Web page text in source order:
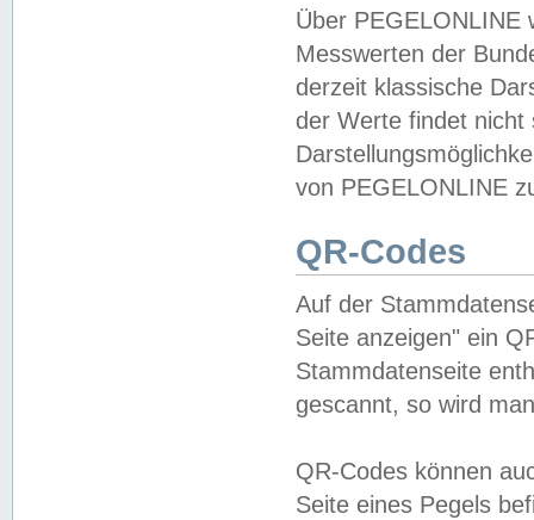
Über PEGELONLINE
Messwerten der
derzeit klassische
der Werte findet
von PEGELONLINE
QR-Codes
Auf der
Seite anzeigen" ein
Stammdatenseite
gescannt, so wird
QR-Codes können
Seite eines Pegels